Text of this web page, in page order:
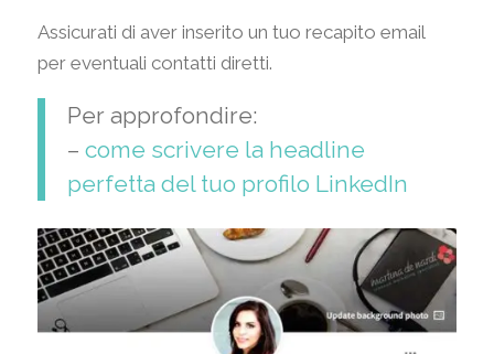
Assicurati di aver inserito un tuo recapito email
per eventuali contatti diretti.
Per approfondire:
– come scrivere la headline
perfetta del tuo profilo LinkedIn